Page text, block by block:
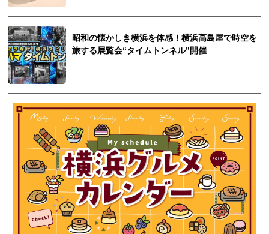
昭和の懐かしき横浜を体感！横浜高島屋で時空を
旅する展覧会“タイムトンネル”開催